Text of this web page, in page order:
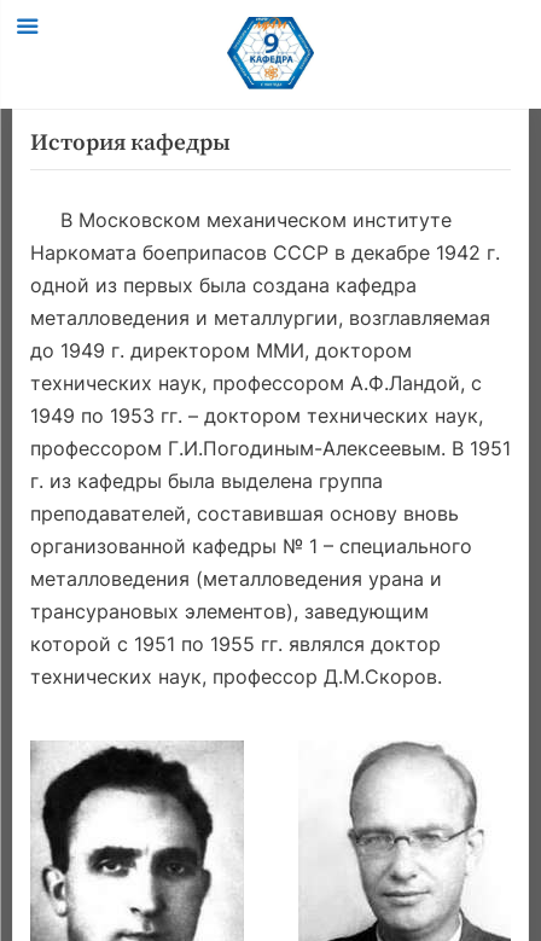
История кафедры
В Московском механическом институте
Наркомата боеприпасов СССР в декабре 1942 г.
одной из первых была создана кафедра
металловедения и металлургии, возглавляемая
до 1949 г. директором ММИ, доктором
технических наук, профессором А.Ф.Ландой, с
1949 по 1953 гг. – доктором технических наук,
профессором Г.И.Погодиным-Алексеевым. В 1951
г. из кафедры была выделена группа
преподавателей, составившая основу вновь
организованной кафедры № 1 – специального
металловедения (металловедения урана и
трансурановых элементов), заведующим
которой с 1951 по 1955 гг. являлся доктор
технических наук, профессор Д.М.Скоров.